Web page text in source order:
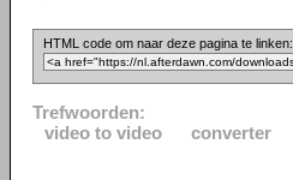
HTML code om naar deze pagina te linken:
Trefwoorden:
video to video
converter